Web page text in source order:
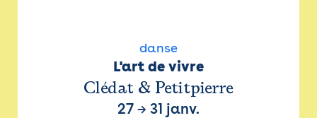
danse
L'art de vivre
Clédat & Petitpierre
27 → 31 janv.